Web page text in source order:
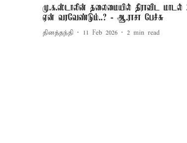
மு.க.ஸ்டாலின் தலைமையில் திராவிட மாடல்
ஏன் வரவேண்டும்..? - ஆ.ராசா பேச்சு
தினத்தந்தி 11 Feb 2026 2 min read